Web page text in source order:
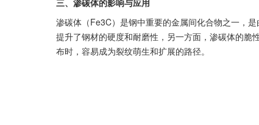
三、渗碳体的影响与应用
渗碳体（Fe3C）是钢中重要的金属间化合物之一，
提升了钢材的硬度和耐磨性，另一方面，渗碳体的
布时，容易成为裂纹萌生和扩展的路径。